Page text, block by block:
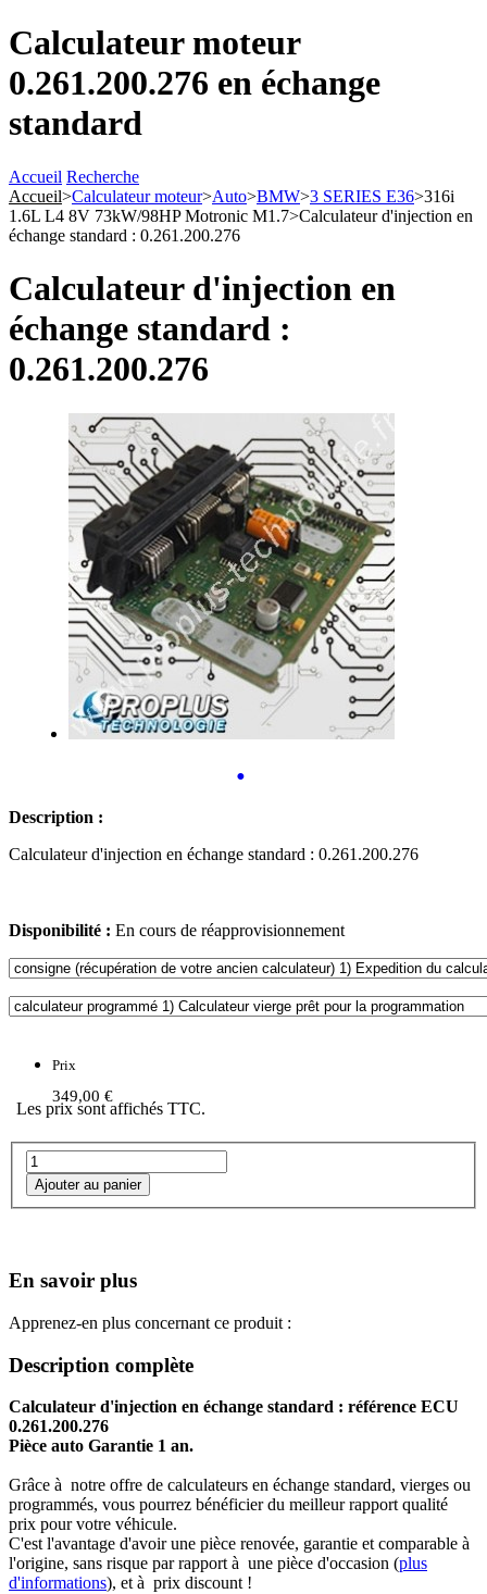
Calculateur moteur
0.261.200.276 en échange
standard
Accueil Recherche
Accueil>Calculateur moteur>Auto>BMW>3 SERIES E36>316i
1.6L L4 8V 73kW/98HP Motronic M1.7>Calculateur d'injection en
échange standard : 0.261.200.276
Calculateur d'injection en
échange standard :
0.261.200.276
•
Description :
Calculateur d'injection en échange standard : 0.261.200.276
Disponibilité : En cours de réapprovisionnement
Prix
349,00 €
Les prix sont affichés TTC.
En savoir plus
Apprenez-en plus concernant ce produit :
Description complète
Calculateur d'injection en échange standard : référence ECU
0.261.200.276
Pièce auto Garantie 1 an.
Grâce à notre offre de calculateurs en échange standard, vierges ou
programmés, vous pourrez bénéficier du meilleur rapport qualité
prix pour votre véhicule.
C'est l'avantage d'avoir une pièce renovée, garantie et comparable à
l'origine, sans risque par rapport à une pièce d'occasion (plus
d'informations), et à prix discount !